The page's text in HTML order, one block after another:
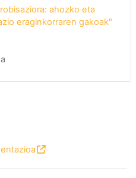
ahozko eta
eraginkorraren gakoak"